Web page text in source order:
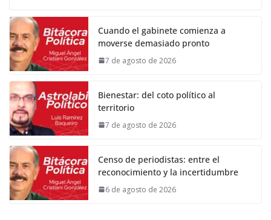
Cuando el gabinete comienza a
moverse demasiado pronto
7 de agosto de 2026
Bienestar: del coto político al
territorio
7 de agosto de 2026
Censo de periodistas: entre el
reconocimiento y la incertidumbre
6 de agosto de 2026